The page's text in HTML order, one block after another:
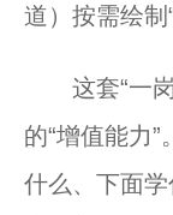
道）按需绘
这套“一岗
的“增值能力
什么、下面